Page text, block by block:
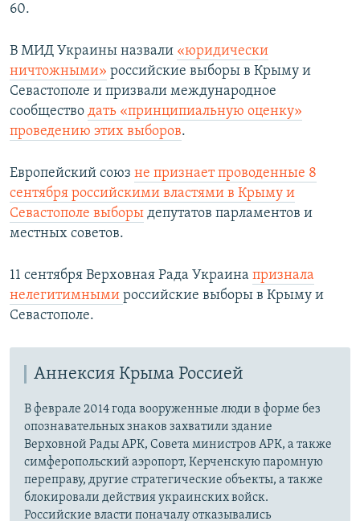
60.
В МИД Украины назвали «юридически
ничтожными» российские выборы в Крыму и
Севастополе и призвали международное
сообщество дать «принципиальную оценку»
проведению этих выборов.
Европейский союз не признает проводенные 8
сентября российскими властями в Крыму и
Севастополе выборы депутатов парламентов и
местных советов.​
11 сентября Верховная Рада Украина признала
нелегитимными российские выборы в Крыму и
Севастополе.
Аннексия Крыма Россией
В феврале 2014 года вооруженные люди в форме без
опознавательных знаков захватили здание
Верховной Рады АРК, Совета министров АРК, а также
симферопольский аэропорт, Керченскую паромную
переправу, другие стратегические объекты, а также
блокировали действия украинских войск.
Российские власти поначалу отказывались